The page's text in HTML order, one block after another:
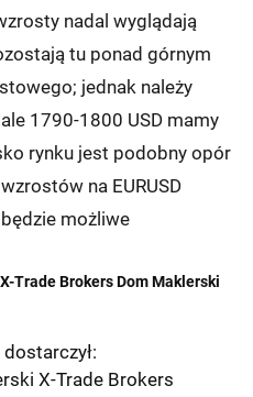
nadal wyglądają
tu ponad górnym
jednak należy
1790-1800 USD mamy
rynku jest podobny opór
na EURUSD
możliwe
Trade Brokers Dom Maklerski
X-Trade Brokers